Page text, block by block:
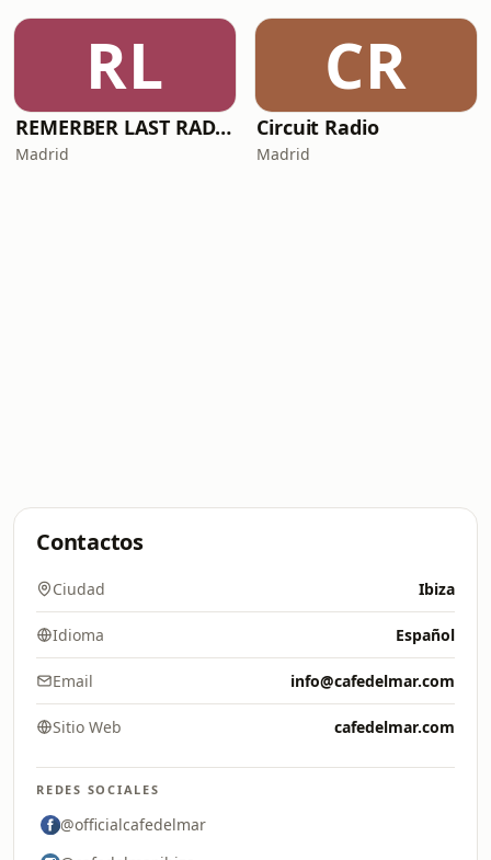
RL
REMERBER LAST RADIO
Madrid
CR
Circuit Radio
Madrid
Contactos
Ciudad Ibiza
Idioma Español
Email info@cafedelmar.com
Sitio Web cafedelmar.com
REDES SOCIALES
@officialcafedelmar